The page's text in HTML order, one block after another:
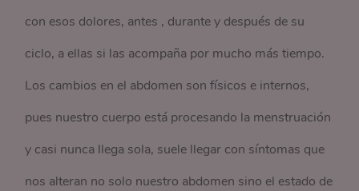
con esos dolores, antes , durante y después de su
ciclo, a ellas si las acompaña por mucho más tiempo.
Los cambios en el abdomen son físicos e internos,
pues nuestro cuerpo está procesando la menstruación
y casi nunca llega sola, suele llegar con síntomas que
nos alteran no solo nuestro abdomen sino el estado de